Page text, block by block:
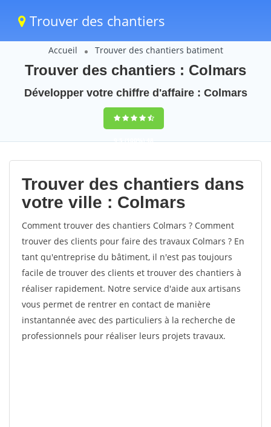
Trouver des chantiers
Accueil Trouver des chantiers batiment
Trouver des chantiers : Colmars
Développer votre chiffre d'affaire : Colmars
9,5(100%)48
votes
Trouver des chantiers dans
votre ville : Colmars
Comment trouver des chantiers Colmars ? Comment
trouver des clients pour faire des travaux Colmars ? En
tant qu'entreprise du bâtiment, il n'est pas toujours
facile de trouver des clients et trouver des chantiers à
réaliser rapidement. Notre service d'aide aux artisans
vous permet de rentrer en contact de manière
instantannée avec des particuliers à la recherche de
professionnels pour réaliser leurs projets travaux.